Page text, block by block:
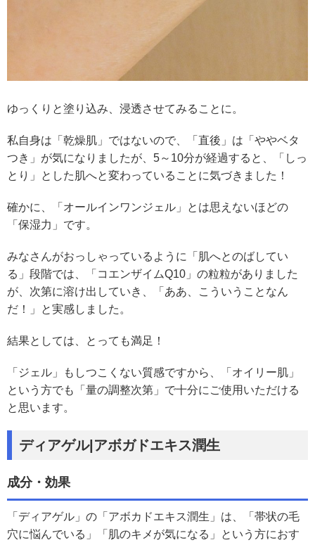
ゆっくりと塗り込み、浸透させてみることに。
私自身は「乾燥肌」ではないので、「直後」は「ややベタ
つき」が気になりましたが、5～10分が経過すると、「しっ
とり」とした肌へと変わっていることに気づきました！
確かに、「オールインワンジェル」とは思えないほどの
「保湿力」です。
みなさんがおっしゃっているように「肌へとのばしてい
る」段階では、「コエンザイムQ10」の粒粒がありました
が、次第に溶け出していき、「ああ、こういうことなん
だ！」と実感しました。
結果としては、とっても満足！
「ジェル」もしつこくない質感ですから、「オイリー肌」
という方でも「量の調整次第」で十分にご使用いただける
と思います。
ディアゲル|アボガドエキス潤生
成分・効果
「ディアゲル」の「アボカドエキス潤生」は、「帯状の毛
穴に悩んでいる」「肌のキメが気になる」という方におす